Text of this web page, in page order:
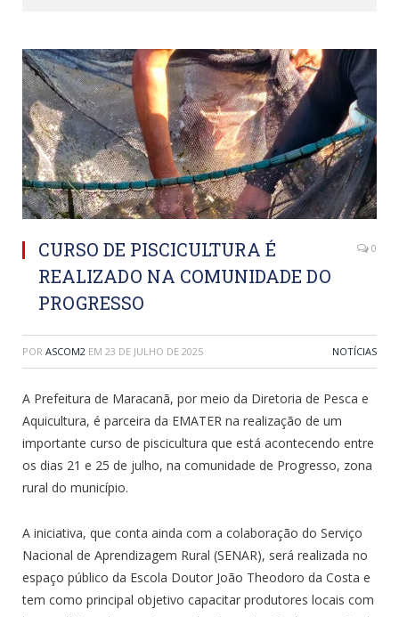
CURSO DE PISCICULTURA É
REALIZADO NA COMUNIDADE DO
PROGRESSO
0
POR ASCOM2 EM 23 DE JULHO DE 2025 NOTÍCIAS
A Prefeitura de Maracanã, por meio da Diretoria de Pesca e
Aquicultura, é parceira da EMATER na realização de um
importante curso de piscicultura que está acontecendo entre
os dias 21 e 25 de julho, na comunidade de Progresso, zona
rural do município.
A iniciativa, que conta ainda com a colaboração do Serviço
Nacional de Aprendizagem Rural (SENAR), será realizada no
espaço público da Escola Doutor João Theodoro da Costa e
tem como principal objetivo capacitar produtores locais com